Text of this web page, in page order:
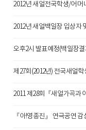
2012년 새얼전국학생/어머
2012년 새얼백일장 입상자
오후2시 발표예정(백일장결
제27회(2012년) 전국새얼
2011 제28회『새얼가곡과
『아!영종진』 연극공연